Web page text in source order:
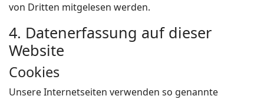
von Dritten mitgelesen werden.
4. Datenerfassung auf dieser
Website
Cookies
Unsere Internetseiten verwenden so genannte